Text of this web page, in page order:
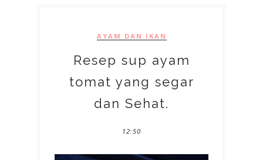
AYAM DAN IKAN
Resep sup ayam
tomat yang segar
dan Sehat.
12:50